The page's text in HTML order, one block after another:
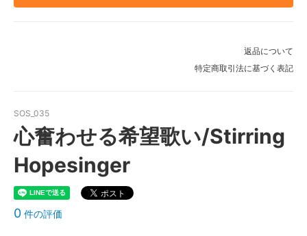
返品について
特定商取引法に基づく表記
SOS_035
心奮わせる希望歌い/Stirring
Hopesinger
0 件の評価